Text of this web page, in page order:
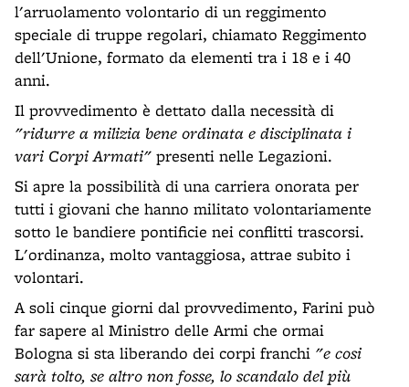
l'arruolamento volontario di un reggimento
speciale di truppe regolari, chiamato Reggimento
dell'Unione, formato da elementi tra i 18 e i 40
anni.
Il provvedimento è dettato dalla necessità di
"ridurre a milizia bene ordinata e disciplinata i
vari Corpi Armati" presenti nelle Legazioni.
Si apre la possibilità di una carriera onorata per
tutti i giovani che hanno militato volontariamente
sotto le bandiere pontificie nei conflitti trascorsi.
L'ordinanza, molto vantaggiosa, attrae subito i
volontari.
A soli cinque giorni dal provvedimento, Farini può
far sapere al Ministro delle Armi che ormai
Bologna si sta liberando dei corpi franchi "e cosi
sarà tolto, se altro non fosse, lo scandalo del più